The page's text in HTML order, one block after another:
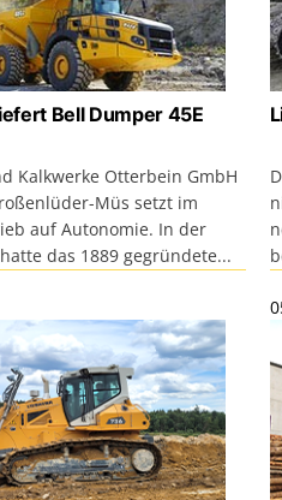
Bell Dumper 45E
Kalkwerke Otterbein GmbH
Müs setzt im
auf Autonomie. In der
das 1889 gegründete...